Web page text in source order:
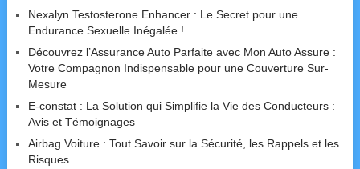
Nexalyn Testosterone Enhancer : Le Secret pour une
Endurance Sexuelle Inégalée !
Découvrez l’Assurance Auto Parfaite avec Mon Auto Assure :
Votre Compagnon Indispensable pour une Couverture Sur-
Mesure
E-constat : La Solution qui Simplifie la Vie des Conducteurs :
Avis et Témoignages
Airbag Voiture : Tout Savoir sur la Sécurité, les Rappels et les
Risques